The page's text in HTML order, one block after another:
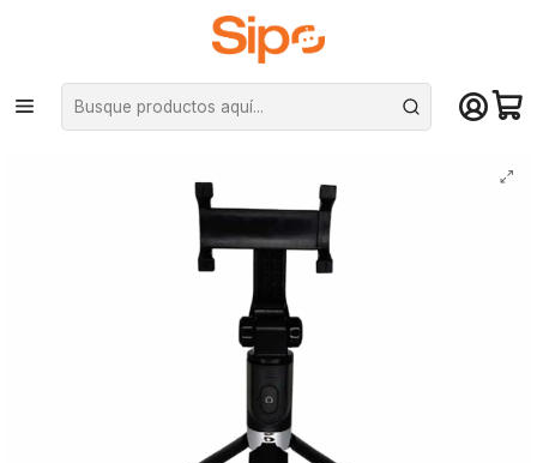
¡Compra hasta mediodía y recibe hoy! De lunes a sábado en el gran
Santiago. Envío gratis desde $29.990
Otras categorías Trípodes Trípode - bastón selfie stick - L01